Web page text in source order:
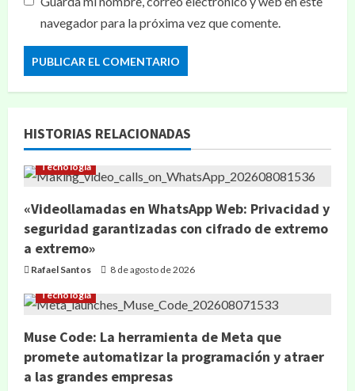
navegador para la próxima vez que comente.
HISTORIAS RELACIONADAS
Tecnología
«Videollamadas en WhatsApp Web: Privacidad y
seguridad garantizadas con cifrado de extremo
a extremo»
Rafael Santos 8 de agosto de 2026
Tecnología
Muse Code: La herramienta de Meta que
promete automatizar la programación y atraer
a las grandes empresas